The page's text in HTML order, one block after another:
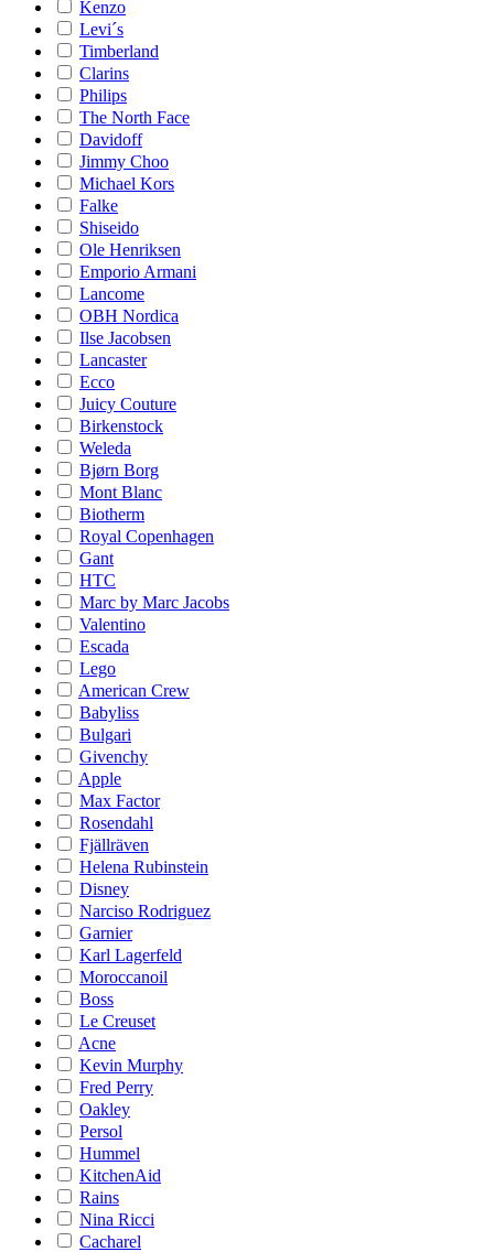
Kenzo
Levi´s
Timberland
Clarins
Philips
The North Face
Davidoff
Jimmy Choo
Michael Kors
Falke
Shiseido
Ole Henriksen
Emporio Armani
Lancome
OBH Nordica
Ilse Jacobsen
Lancaster
Ecco
Juicy Couture
Birkenstock
Weleda
Bjørn Borg
Mont Blanc
Biotherm
Royal Copenhagen
Gant
HTC
Marc by Marc Jacobs
Valentino
Escada
Lego
American Crew
Babyliss
Bulgari
Givenchy
Apple
Max Factor
Rosendahl
Fjällräven
Helena Rubinstein
Disney
Narciso Rodriguez
Garnier
Karl Lagerfeld
Moroccanoil
Boss
Le Creuset
Acne
Kevin Murphy
Fred Perry
Oakley
Persol
Hummel
KitchenAid
Rains
Nina Ricci
Cacharel